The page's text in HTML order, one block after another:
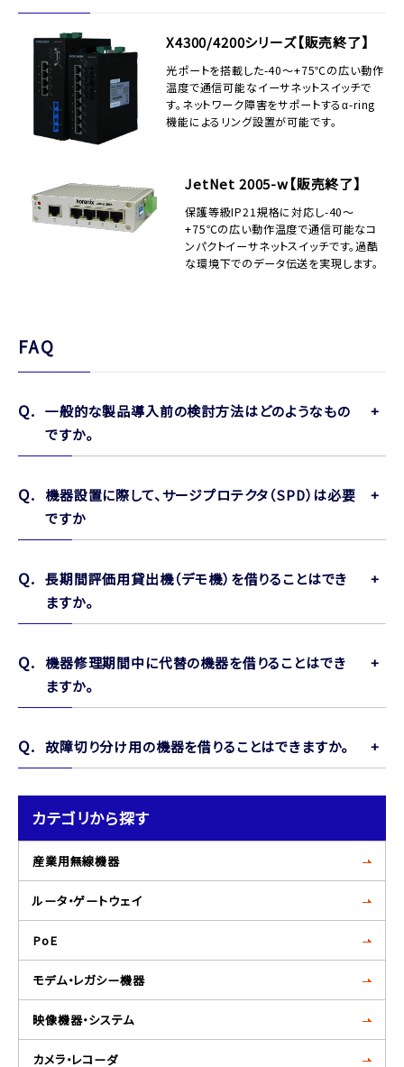
カテゴリから探す
産業用無線機器
ルータ・ゲートウェイ
PoE
モデム・レガシー機器
映像機器・システム
カメラ・レコーダ
X4300/4200シリーズ【販売終了】
光ポートを搭載した-40～+75℃の広い動作
温度で通信可能なイーサネットスイッチで
す。ネットワーク障害をサポートするα-ring
機能によるリング設置が可能です。
JetNet 2005-w【販売終了】
保護等級IP21規格に対応し-40～
+75℃の広い動作温度で通信可能なコ
ンパクトイーサネットスイッチです。過酷
な環境下でのデータ伝送を実現します。
FAQ
一般的な製品導入前の検討方法はどのようなもの
ですか。
機器設置に際して、サージプロテクタ（SPD）は必要
ですか
長期間評価用貸出機（デモ機）を借りることはでき
ますか。
機器修理期間中に代替の機器を借りることはでき
ますか。
故障切り分け用の機器を借りることはできますか。